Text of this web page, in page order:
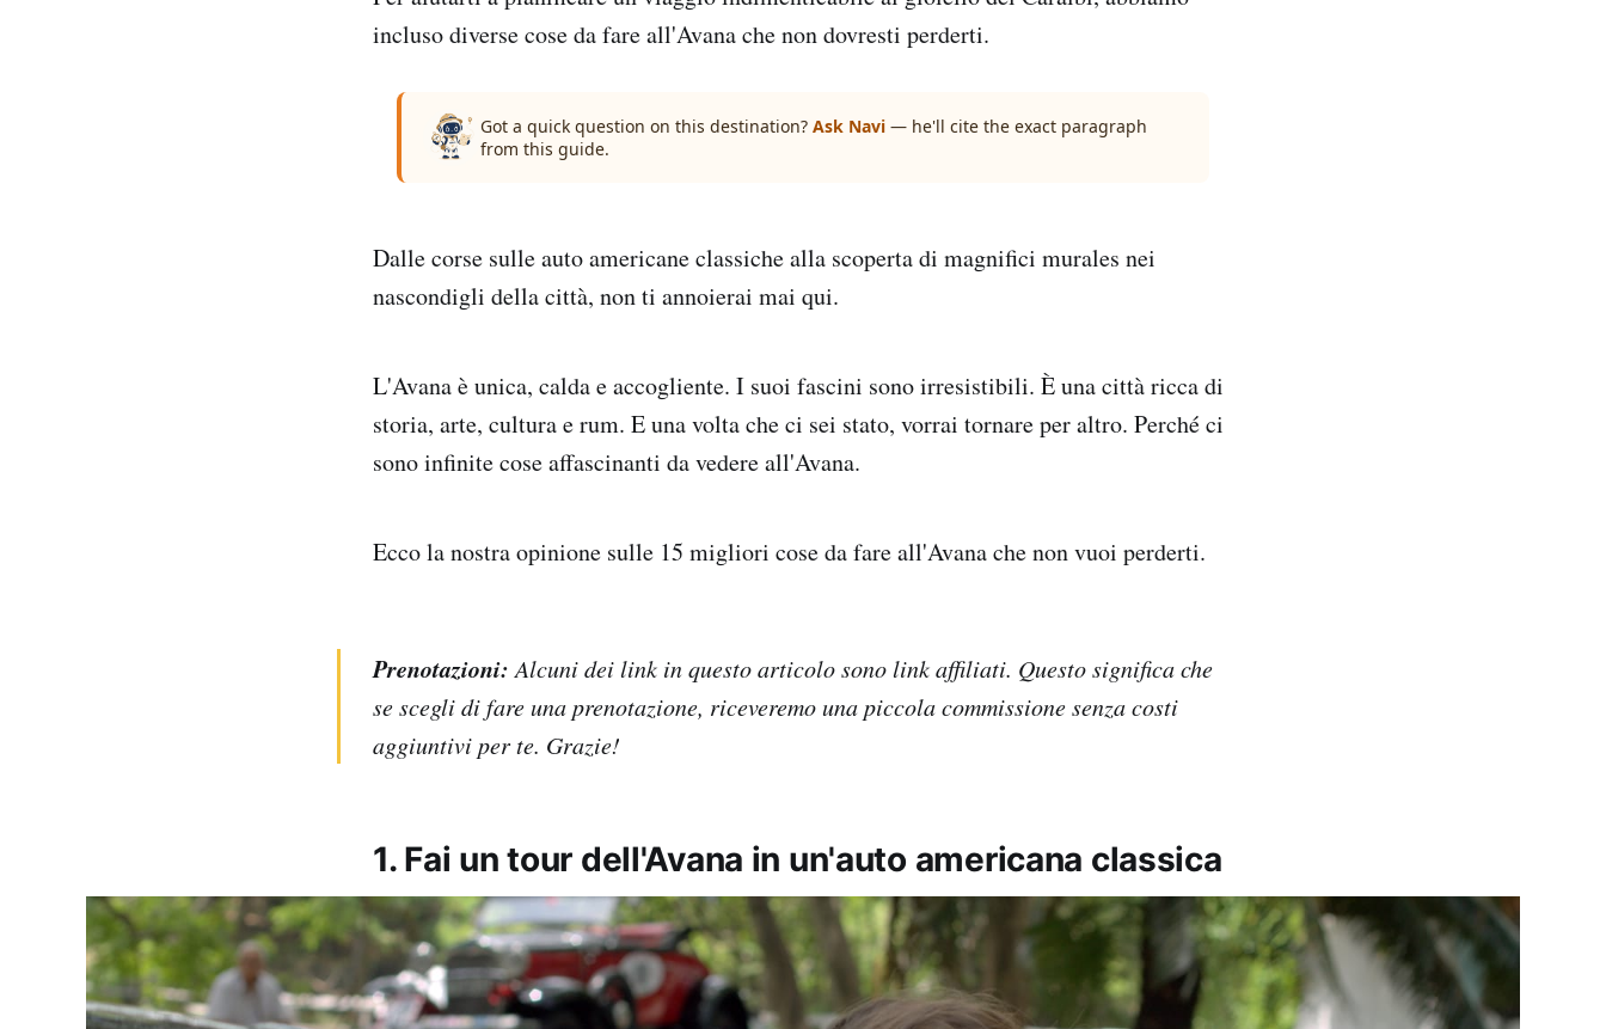
incluso diverse cose da fare all'Avana che non dovresti perderti.
Got a quick question on this destination? Ask Navi — he'll cite the exact paragraph
from this guide.
Dalle corse sulle auto americane classiche alla scoperta di magnifici murales nei
nascondigli della città, non ti annoierai mai qui.
L'Avana è unica, calda e accogliente. I suoi fascini sono irresistibili. È una città ricca di
storia, arte, cultura e rum. E una volta che ci sei stato, vorrai tornare per altro. Perché ci
sono infinite cose affascinanti da vedere all'Avana.
Ecco la nostra opinione sulle 15 migliori cose da fare all'Avana che non vuoi perderti.
Prenotazioni: Alcuni dei link in questo articolo sono link affiliati. Questo significa che
se scegli di fare una prenotazione, riceveremo una piccola commissione senza costi
aggiuntivi per te. Grazie!
1. Fai un tour dell'Avana in un'auto americana classica